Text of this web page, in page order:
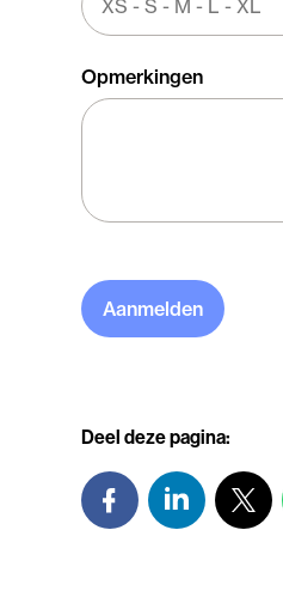
Opmerkingen
Aanmelden
Deel deze pagina: